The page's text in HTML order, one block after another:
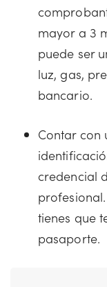
mayor a 3
puede ser
luz, gas,
bancario.
Contar con
credencial
tienes que
pasaporte.